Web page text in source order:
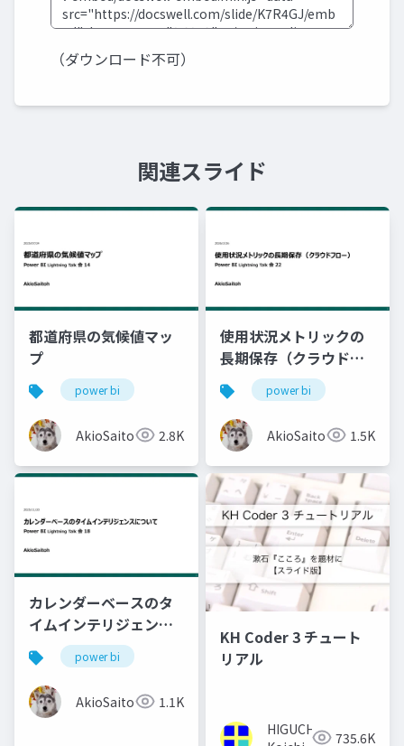
（ダウンロード不可）
関連スライド
都道府県の気候値マッ
プ
power bi
AkioSaitoh 2.8K
使用状況メトリックの
長期保存（クラウドフ
ロー）power bi
AkioSaitoh 1.5K
カレンダーベースのタ
イムインテリジェンス
についてpower bi
AkioSaitoh 1.1K
KH Coder 3 チュート
リアル
HIGUCHI
735.6K